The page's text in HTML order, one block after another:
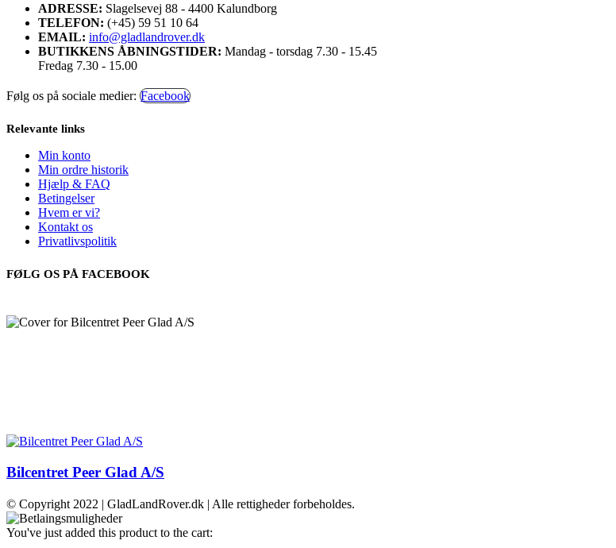
ADRESSE: Slagelsevej 88 - 4400 Kalundborg
TELEFON: (+45) 59 51 10 64
EMAIL: info@gladlandrover.dk
BUTIKKENS ÅBNINGSTIDER: Mandag - torsdag 7.30 - 15.45
Fredag 7.30 - 15.00
Følg os på sociale medier: Facebook
Relevante links
Min konto
Min ordre historik
Hjælp & FAQ
Betingelser
Hvem er vi?
Kontakt os
Privatlivspolitik
FØLG OS PÅ FACEBOOK
Bilcentret Peer Glad A/S
© Copyright 2022 | GladLandRover.dk | Alle rettigheder forbeholdes.
You've just added this product to the cart: